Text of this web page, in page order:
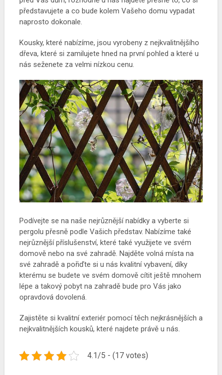
představujete a co bude kolem Vašeho domu vypadat
naprosto dokonale.
Kousky, které nabízíme, jsou vyrobeny z nejkvalitnějšího
dřeva, které si zamilujete hned na první pohled a které u
nás seženete za velmi nízkou cenu.
Podívejte se na naše nejrůznější nabídky a vyberte si
pergolu přesně podle Vašich představ. Nabízíme také
nejrůznější příslušenství, které také využijete ve svém
domově nebo na své zahradě. Najděte volná místa na
své zahradě a pořiďte si u nás kvalitní vybavení, díky
kterému se budete ve svém domově cítit ještě mnohem
lépe a takový pobyt na zahradě bude pro Vás jako
opravdová dovolená.
Zajistěte si kvalitní exteriér pomocí těch nejkrásnějších a
nejkvalitnějších kousků, které najdete právě u nás.
4.1/5 - (17 votes)